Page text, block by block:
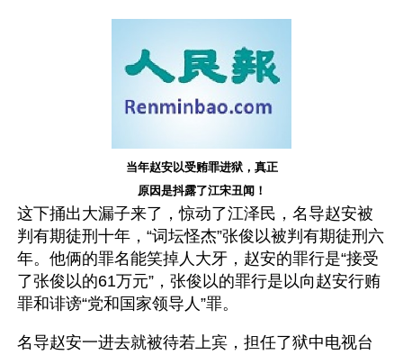
当年赵安以受贿罪进狱，真正
原因是抖露了江宋丑闻！
这下捅出大漏子来了，惊动了江泽民，名导赵安被
判有期徒刑十年，“词坛怪杰”张俊以被判有期徒刑六
年。他俩的罪名能笑掉人大牙，赵安的罪行是“接受
了张俊以的61万元”，张俊以的罪行是以向赵安行贿
罪和诽谤“党和国家领导人”罪。
名导赵安一进去就被待若上宾，担任了狱中电视台